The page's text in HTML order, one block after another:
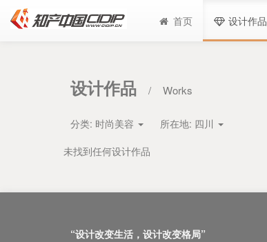
首页 设计作品
设计作品 / Works
分类: 时尚美容 所在地: 四川
未找到任何设计作品
“设计改变生活，设计改变格局”